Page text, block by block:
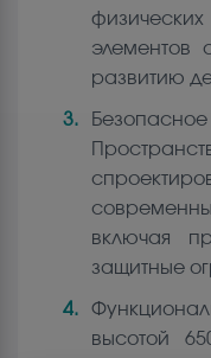
элементов
развитию
включая
защитные
высотой